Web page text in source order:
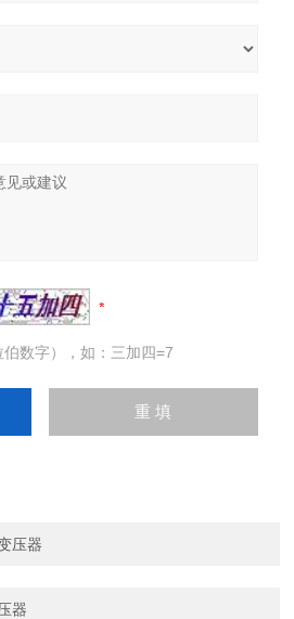
数字），如：三加四=7
压器
器